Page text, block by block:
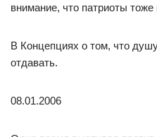
внимание, что патриоты
В Концепциях о том, что
отдавать.
08.01.2006